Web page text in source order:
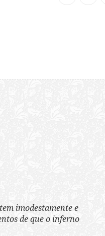
imodestamente e
de que o inferno